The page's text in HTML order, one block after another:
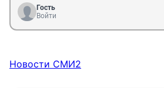
Гость
Войти
Новости СМИ2